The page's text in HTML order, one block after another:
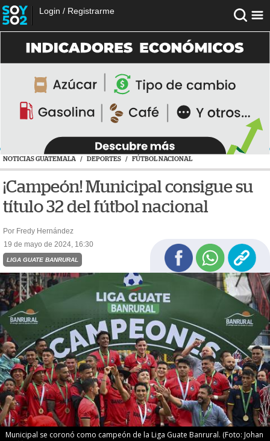
Login / Registrarme
NOTICIAS GUATEMALA / DEPORTES / FÚTBOL NACIONAL
¡Campeón! Municipal consigue su
título 32 del fútbol nacional
Por Fredy Hernández
19 de mayo de 2024, 16:30
LIGA GUATE BANRURAL
Municipal se coronó como campeón de la Liga Guate Banrural. (Foto: Johan